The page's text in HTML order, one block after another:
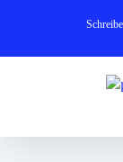
springen